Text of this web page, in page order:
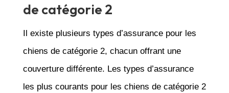
de catégorie 2
Il existe plusieurs types d’assurance pour les
chiens de catégorie 2, chacun offrant une
couverture différente. Les types d’assurance
les plus courants pour les chiens de catégorie 2